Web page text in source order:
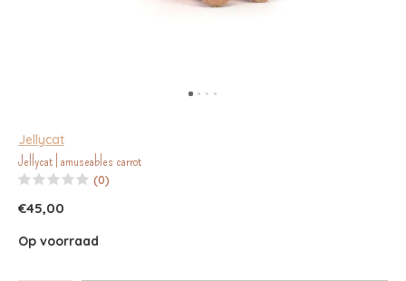
Jellycat
Jellycat | amuseables carrot
(0)
€45,00
Op voorraad